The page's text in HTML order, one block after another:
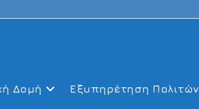
Δομή Εξυπηρέτηση Πολιτών